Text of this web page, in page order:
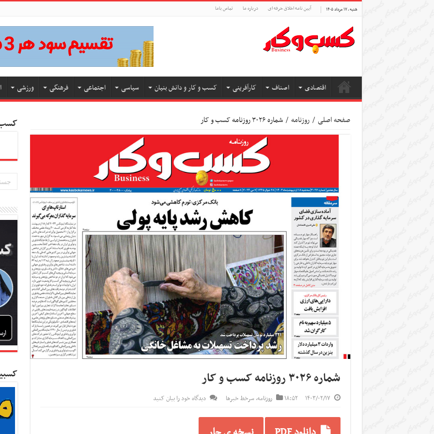
شنبه , ۱۷ مرداد ۱۴۰۵ آیین نامه اخلاق حرفه ای درباره ما تماس باما
اقتصادی اصناف کارآفرینی کسب و کار و دانش بنیان سیاسی اجتماعی فرهنگی ورزشی
صفحه اصلی / روزنامه / شماره ۳۰۲۶ روزنامه کسب و کار
شماره ۳۰۲۶ روزنامه کسب و کار
۱۴۰۳/۰۲/۱۷ ۱۸:۵۲ روزنامه,سرخط خبرها دیدگاه خود را بیان کنید
کسب